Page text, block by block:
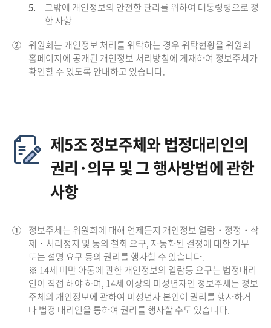
5.
그밖에 개인정보의 안전한 관리를 위하여 대통령령으로 정
한 사항
② 위원회는 개인정보 처리를 위탁하는 경우 위탁현황을 위원회
홈페이지에 공개된 개인정보 처리방침에 게재하여 정보주체가
확인할 수 있도록 안내하고 있습니다.
제5조 정보주체와 법정대리인의
권리·의무 및 그 행사방법에 관한
사항
① 정보주체는 위원회에 대해 언제든지 개인정보 열람・정정・삭
제・처리정지 및 동의 철회 요구, 자동화된 결정에 대한 거부
또는 설명 요구 등의 권리를 행사할 수 있습니다.
※ 14세 미만 아동에 관한 개인정보의 열람등 요구는 법정대리
인이 직접 해야 하며, 14세 이상의 미성년자인 정보주체는 정보
주체의 개인정보에 관하여 미성년자 본인이 권리를 행사하거
나 법정 대리인을 통하여 권리를 행사할 수도 있습니다.